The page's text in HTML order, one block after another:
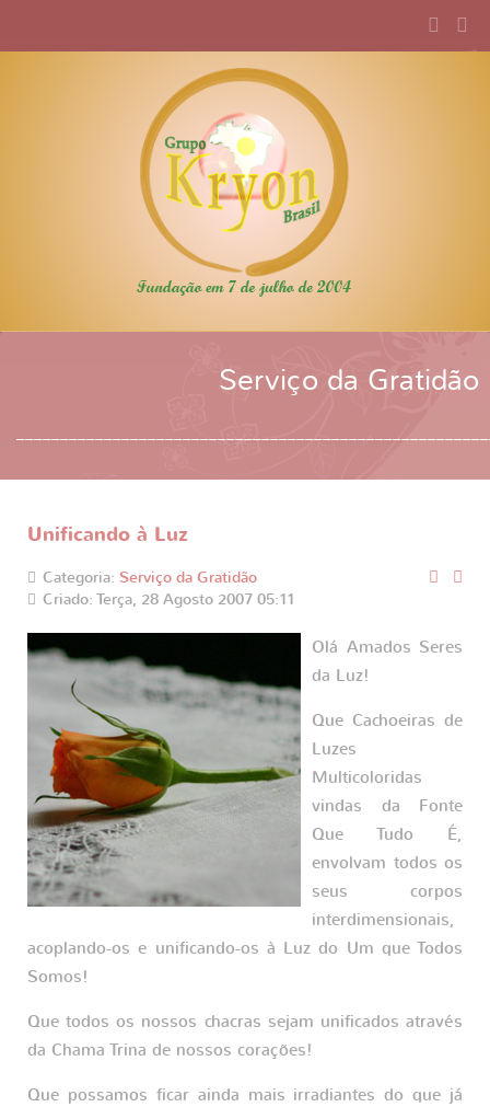
Serviço da Gratidão
Unificando à Luz
Categoria: Serviço da Gratidão
Criado: Terça, 28 Agosto 2007 05:11
Olá Amados Seres
da Luz!
Que Cachoeiras de
Luzes
Multicoloridas
vindas da Fonte
Que Tudo É,
envolvam todos os
seus corpos
interdimensionais,
acoplando-os e unificando-os à Luz do Um que Todos
Somos!
Que todos os nossos chacras sejam unificados através
da Chama Trina de nossos corações!
Que possamos ficar ainda mais irradiantes do que já